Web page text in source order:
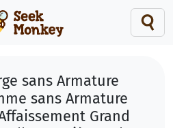
sans Armature
sans Armature
Grand